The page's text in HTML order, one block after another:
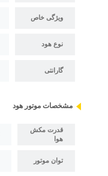
ویژگی خاص
نوع هود
گارانتی
مشخصات موتور هود
قدرت مکش
هوا
توان موتور